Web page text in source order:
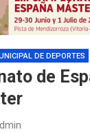
DE DEPORTES
de